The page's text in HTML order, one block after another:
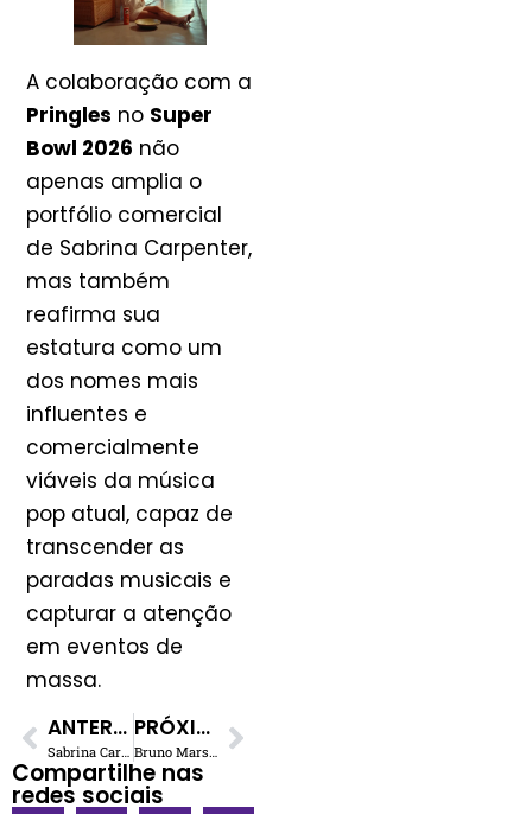
A colaboração com a
Pringles no Super
Bowl 2026 não
apenas amplia o
portfólio comercial
de Sabrina Carpenter,
mas também
reafirma sua
estatura como um
dos nomes mais
influentes e
comercialmente
viáveis da música
pop atual, capaz de
transcender as
paradas musicais e
capturar a atenção
em eventos de
massa.
ANTERIOR
Sabrina Carpenter e BTS: Rumor de Colaboração Incendeia Fãs Online
PRÓXIMO
Bruno Mars Expande ‘The Romantic’: Demanda Quebra Recordes na Bilheteria
Compartilhe nas
redes sociais​